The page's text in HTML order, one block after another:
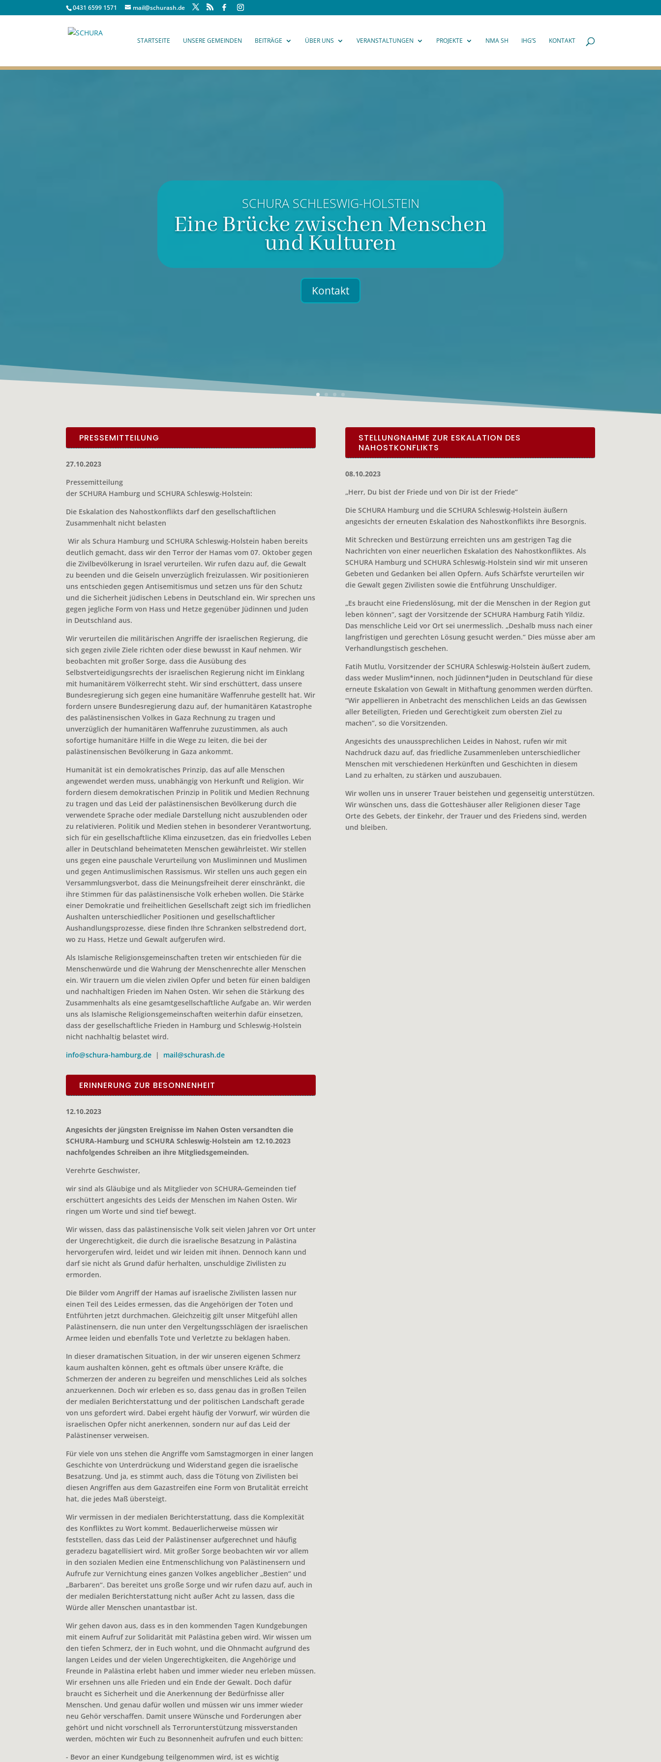
0431 6599 1571 mail@schurash.de
STARTSEITE UNSERE GEMEINDEN BEITRÄGE ÜBER UNS VERANSTALTUNGEN PROJEKTE NMA SH IHG’S KONTAKT
SCHURA SCHLESWIG-HOLSTEIN
Eine Brücke zwischen Menschen
und Kulturen
Kontakt
PRESSEMITTEILUNG
27.10.2023
Pressemitteilung
der SCHURA Hamburg und SCHURA Schleswig-Holstein:
Die Eskalation des Nahostkonflikts darf den gesellschaftlichen
Zusammenhalt nicht belasten
Wir als Schura Hamburg und SCHURA Schleswig-Holstein haben bereits
deutlich gemacht, dass wir den Terror der Hamas vom 07. Oktober gegen
die Zivilbevölkerung in Israel verurteilen. Wir rufen dazu auf, die Gewalt
zu beenden und die Geiseln unverzüglich freizulassen. Wir positionieren
uns entschieden gegen Antisemitismus und setzen uns für den Schutz
und die Sicherheit jüdischen Lebens in Deutschland ein. Wir sprechen uns
gegen jegliche Form von Hass und Hetze gegenüber Jüdinnen und Juden
in Deutschland aus.
Wir verurteilen die militärischen Angriffe der israelischen Regierung, die
sich gegen zivile Ziele richten oder diese bewusst in Kauf nehmen. Wir
beobachten mit großer Sorge, dass die Ausübung des
Selbstverteidigungsrechts der israelischen Regierung nicht im Einklang
mit humanitärem Völkerrecht steht. Wir sind erschüttert, dass unsere
Bundesregierung sich gegen eine humanitäre Waffenruhe gestellt hat. Wir
fordern unsere Bundesregierung dazu auf, der humanitären Katastrophe
des palästinensischen Volkes in Gaza Rechnung zu tragen und
unverzüglich der humanitären Waffenruhe zuzustimmen, als auch
sofortige humanitäre Hilfe in die Wege zu leiten, die bei der
palästinensischen Bevölkerung in Gaza ankommt.
Humanität ist ein demokratisches Prinzip, das auf alle Menschen
angewendet werden muss, unabhängig von Herkunft und Religion. Wir
fordern diesem demokratischen Prinzip in Politik und Medien Rechnung
zu tragen und das Leid der palästinensischen Bevölkerung durch die
verwendete Sprache oder mediale Darstellung nicht auszublenden oder
zu relativieren. Politik und Medien stehen in besonderer Verantwortung,
sich für ein gesellschaftliche Klima einzusetzen, das ein friedvolles Leben
aller in Deutschland beheimateten Menschen gewährleistet. Wir stellen
uns gegen eine pauschale Verurteilung von Musliminnen und Muslimen
und gegen Antimuslimischen Rassismus. Wir stellen uns auch gegen ein
Versammlungsverbot, dass die Meinungsfreiheit derer einschränkt, die
ihre Stimmen für das palästinensische Volk erheben wollen. Die Stärke
einer Demokratie und freiheitlichen Gesellschaft zeigt sich im friedlichen
Aushalten unterschiedlicher Positionen und gesellschaftlicher
Aushandlungsprozesse, diese finden Ihre Schranken selbstredend dort,
wo zu Hass, Hetze und Gewalt aufgerufen wird.
Als Islamische Religionsgemeinschaften treten wir entschieden für die
Menschenwürde und die Wahrung der Menschenrechte aller Menschen
ein. Wir trauern um die vielen zivilen Opfer und beten für einen baldigen
und nachhaltigen Frieden im Nahen Osten. Wir sehen die Stärkung des
Zusammenhalts als eine gesamtgesellschaftliche Aufgabe an. Wir werden
uns als Islamische Religionsgemeinschaften weiterhin dafür einsetzen,
dass der gesellschaftliche Frieden in Hamburg und Schleswig-Holstein
nicht nachhaltig belastet wird.
info@schura-hamburg.de | mail@schurash.de
ERINNERUNG ZUR BESONNENHEIT
12.10.2023
Angesichts der jüngsten Ereignisse im Nahen Osten versandten die
SCHURA-Hamburg und SCHURA Schleswig-Holstein am 12.10.2023
nachfolgendes Schreiben an ihre Mitgliedsgemeinden.
Verehrte Geschwister,
wir sind als Gläubige und als Mitglieder von SCHURA-Gemeinden tief
erschüttert angesichts des Leids der Menschen im Nahen Osten. Wir
ringen um Worte und sind tief bewegt.
Wir wissen, dass das palästinensische Volk seit vielen Jahren vor Ort unter
der Ungerechtigkeit, die durch die israelische Besatzung in Palästina
hervorgerufen wird, leidet und wir leiden mit ihnen. Dennoch kann und
darf sie nicht als Grund dafür herhalten, unschuldige Zivilisten zu
ermorden.
Die Bilder vom Angriff der Hamas auf israelische Zivilisten lassen nur
einen Teil des Leides ermessen, das die Angehörigen der Toten und
Entführten jetzt durchmachen. Gleichzeitig gilt unser Mitgefühl allen
Palästinensern, die nun unter den Vergeltungsschlägen der israelischen
Armee leiden und ebenfalls Tote und Verletzte zu beklagen haben.
In dieser dramatischen Situation, in der wir unseren eigenen Schmerz
kaum aushalten können, geht es oftmals über unsere Kräfte, die
Schmerzen der anderen zu begreifen und menschliches Leid als solches
anzuerkennen. Doch wir erleben es so, dass genau das in großen Teilen
der medialen Berichterstattung und der politischen Landschaft gerade
von uns gefordert wird. Dabei ergeht häufig der Vorwurf, wir würden die
israelischen Opfer nicht anerkennen, sondern nur auf das Leid der
Palästinenser verweisen.
Für viele von uns stehen die Angriffe vom Samstagmorgen in einer langen
Geschichte von Unterdrückung und Widerstand gegen die israelische
Besatzung. Und ja, es stimmt auch, dass die Tötung von Zivilisten bei
diesen Angriffen aus dem Gazastreifen eine Form von Brutalität erreicht
hat, die jedes Maß übersteigt.
Wir vermissen in der medialen Berichterstattung, dass die Komplexität
des Konfliktes zu Wort kommt. Bedauerlicherweise müssen wir
feststellen, dass das Leid der Palästinenser aufgerechnet und häufig
geradezu bagatellisiert wird. Mit großer Sorge beobachten wir vor allem
in den sozialen Medien eine Entmenschlichung von Palästinensern und
Aufrufe zur Vernichtung eines ganzen Volkes angeblicher „Bestien“ und
„Barbaren“. Das bereitet uns große Sorge und wir rufen dazu auf, auch in
der medialen Berichterstattung nicht außer Acht zu lassen, dass die
Würde aller Menschen unantastbar ist.
Wir gehen davon aus, dass es in den kommenden Tagen Kundgebungen
mit einem Aufruf zur Solidarität mit Palästina geben wird. Wir wissen um
den tiefen Schmerz, der in Euch wohnt, und die Ohnmacht aufgrund des
langen Leides und der vielen Ungerechtigkeiten, die Angehörige und
Freunde in Palästina erlebt haben und immer wieder neu erleben müssen.
Wir ersehnen uns alle Frieden und ein Ende der Gewalt. Doch dafür
braucht es Sicherheit und die Anerkennung der Bedürfnisse aller
Menschen. Und genau dafür wollen und müssen wir uns immer wieder
neu Gehör verschaffen. Damit unsere Wünsche und Forderungen aber
gehört und nicht vorschnell als Terrorunterstützung missverstanden
werden, möchten wir Euch zu Besonnenheit aufrufen und euch bitten:
- Bevor an einer Kundgebung teilgenommen wird, ist es wichtig
STELLUNGNAHME ZUR ESKALATION DES
NAHOSTKONFLIKTS
08.10.2023
„Herr, Du bist der Friede und von Dir ist der Friede“
Die SCHURA Hamburg und die SCHURA Schleswig-Holstein äußern
angesichts der erneuten Eskalation des Nahostkonflikts ihre Besorgnis.
Mit Schrecken und Bestürzung erreichten uns am gestrigen Tag die
Nachrichten von einer neuerlichen Eskalation des Nahostkonfliktes. Als
SCHURA Hamburg und SCHURA Schleswig-Holstein sind wir mit unseren
Gebeten und Gedanken bei allen Opfern. Aufs Schärfste verurteilen wir
die Gewalt gegen Zivilisten sowie die Entführung Unschuldiger.
„Es braucht eine Friedenslösung, mit der die Menschen in der Region gut
leben können“, sagt der Vorsitzende der SCHURA Hamburg Fatih Yildiz.
Das menschliche Leid vor Ort sei unermesslich. „Deshalb muss nach einer
langfristigen und gerechten Lösung gesucht werden.“ Dies müsse aber am
Verhandlungstisch geschehen.
Fatih Mutlu, Vorsitzender der SCHURA Schleswig-Holstein äußert zudem,
dass weder Muslim*innen, noch Jüdinnen*Juden in Deutschland für diese
erneute Eskalation von Gewalt in Mithaftung genommen werden dürften.
“Wir appellieren in Anbetracht des menschlichen Leids an das Gewissen
aller Beteiligten, Frieden und Gerechtigkeit zum obersten Ziel zu
machen”, so die Vorsitzenden.
Angesichts des unaussprechlichen Leides in Nahost, rufen wir mit
Nachdruck dazu auf, das friedliche Zusammenleben unterschiedlicher
Menschen mit verschiedenen Herkünften und Geschichten in diesem
Land zu erhalten, zu stärken und auszubauen.
Wir wollen uns in unserer Trauer beistehen und gegenseitig unterstützen.
Wir wünschen uns, dass die Gotteshäuser aller Religionen dieser Tage
Orte des Gebets, der Einkehr, der Trauer und des Friedens sind, werden
und bleiben.